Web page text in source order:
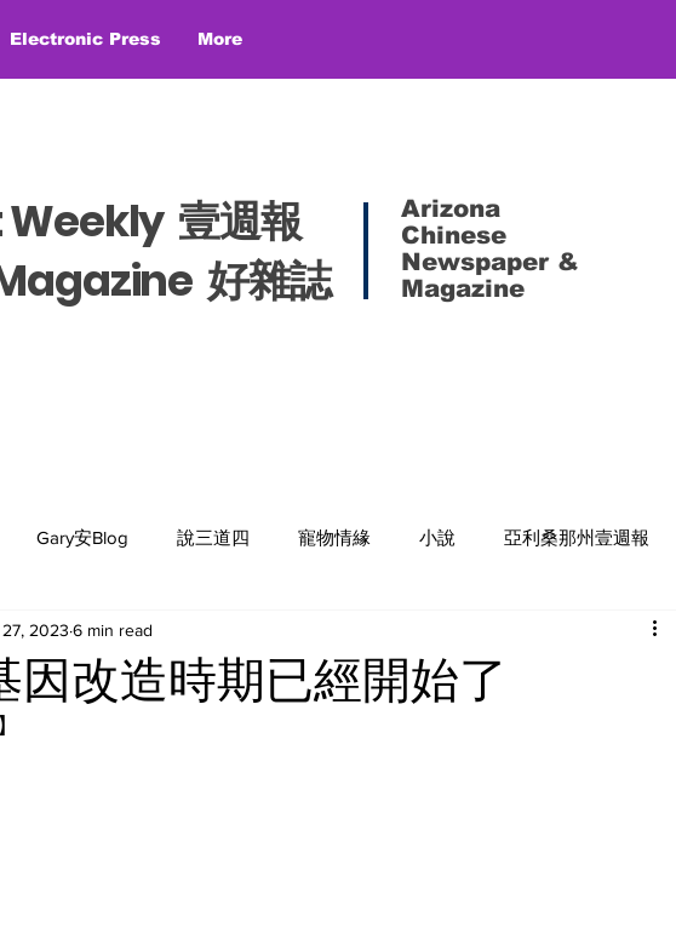
Electronic Press More
壹週報
好雜誌
Arizona
Chinese
Newspaper &
Magazine
Gary安Blog 說三道四 寵物情緣 小說 亞利桑那州壹週報
因改造時期已經開始了
2023 6 min read